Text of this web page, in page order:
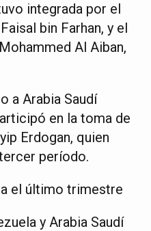
integrada por el
bin Farhan, y el
Al Aiban,
a Arabia Saudí
en la toma de
Erdogan, quien
período.
el último trimestre
y Arabia Saudí